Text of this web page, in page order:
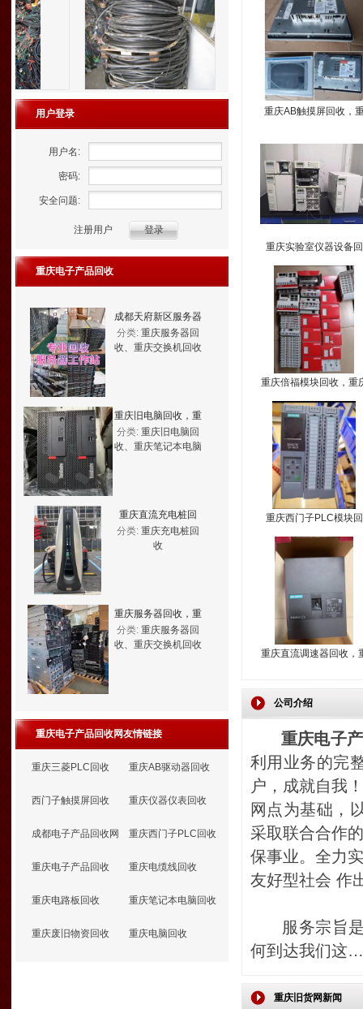
用户登录
用户名:
密码:
安全问题:
注册用户
重庆电子产品回收
成都天府新区服务器
回收，机房网络设备
拆除回收
分类: 重庆服务器回
收、重庆交换机回收
重庆旧电脑回收，重
庆二手电脑回收公司
分类: 重庆旧电脑回
收、重庆笔记本电脑
重庆直流充电桩回
收，重庆充电站拆除
回收
分类: 重庆充电桩回
收
重庆服务器回收，重
庆华为服务器回收
分类: 重庆服务器回
收、重庆交换机回收
重庆电子产品回收网友情链接
重庆三菱PLC回收 重庆AB驱动器回收
西门子触摸屏回收 重庆仪器仪表回收
成都电子产品回收网 重庆西门子PLC回收
重庆电子产品回收 重庆电缆线回收
重庆电路板回收 重庆笔记本电脑回收
重庆废旧物资回收 重庆电脑回收
回收
重庆AB触摸屏回收，
话
重庆实验室仪器设备回
收，重庆色相色谱仪回
重庆倍福模块回收，重
倍福PLC回收
重庆西门子PLC模块回
收，重庆控制器回收
重庆直流调速器回收，
公司介绍
重庆电子
利用业务的完
户，成就自我
网点为基础，
采取联合合作
保事业。全力
友好型社会 作
服务宗旨是:
何到达我们
重庆旧货网新闻